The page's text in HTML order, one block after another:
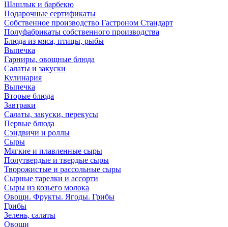
Шашлык и барбекю
Подарочные сертификаты
Собственное производство Гастроном Стандарт
Полуфабрикаты собственного производства
Блюда из мяса, птицы, рыбы
Выпечка
Гарниры, овощные блюда
Салаты и закуски
Кулинария
Выпечка
Вторые блюда
Завтраки
Салаты, закуски, перекусы
Первые блюда
Сэндвичи и роллы
Сыры
Мягкие и плавленные сыры
Полутвердые и твердые сыры
Творожистые и рассольные сыры
Сырные тарелки и ассорти
Сыры из козьего молока
Овощи. Фрукты. Ягоды. Грибы
Грибы
Зелень, салаты
Овощи